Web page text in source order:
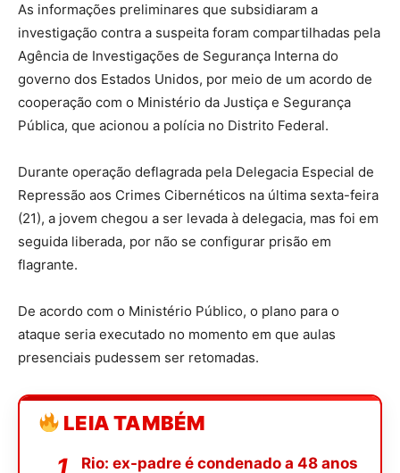
As informações preliminares que subsidiaram a
investigação contra a suspeita foram compartilhadas pela
Agência de Investigações de Segurança Interna do
governo dos Estados Unidos, por meio de um acordo de
cooperação com o Ministério da Justiça e Segurança
Pública, que acionou a polícia no Distrito Federal.
Durante operação deflagrada pela Delegacia Especial de
Repressão aos Crimes Cibernéticos na última sexta-feira
(21), a jovem chegou a ser levada à delegacia, mas foi em
seguida liberada, por não se configurar prisão em
flagrante.
De acordo com o Ministério Público, o plano para o
ataque seria executado no momento em que aulas
presenciais pudessem ser retomadas.
LEIA TAMBÉM
Rio: ex-padre é condenado a 48 anos